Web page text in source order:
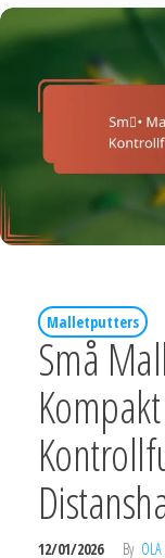
Malletputters
Små
12/01/2026 By